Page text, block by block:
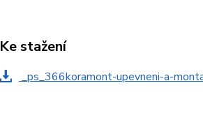
Ke stažení
_ps_366koramont-upevneni-a-